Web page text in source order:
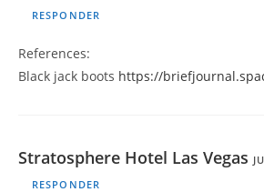
RESPONDER
References:
Black jack boots https://
Stratosphere Hotel Las Vegas
RESPONDER